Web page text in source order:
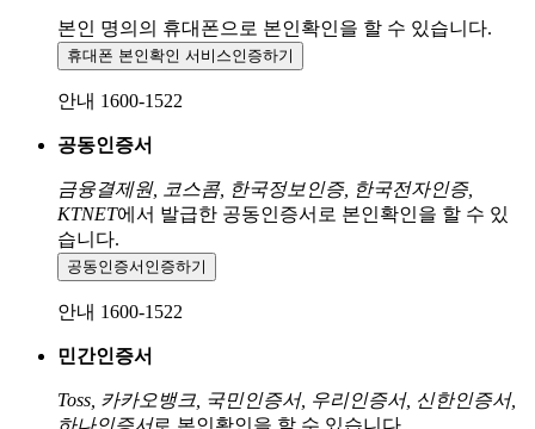
본인 명의의 휴대폰으로 본인확인을 할 수 있습니다.
휴대폰 본인확인 서비스인증하기
안내 1600-1522
공동인증서
금융결제원, 코스콤, 한국정보인증, 한국전자인증,
KTNET에서 발급한 공동인증서로 본인확인을 할 수 있
습니다.
공동인증서 인증하기
안내 1600-1522
민간인증서
Toss, 카카오뱅크, 국민인증서, 우리인증서, 신한인증서,